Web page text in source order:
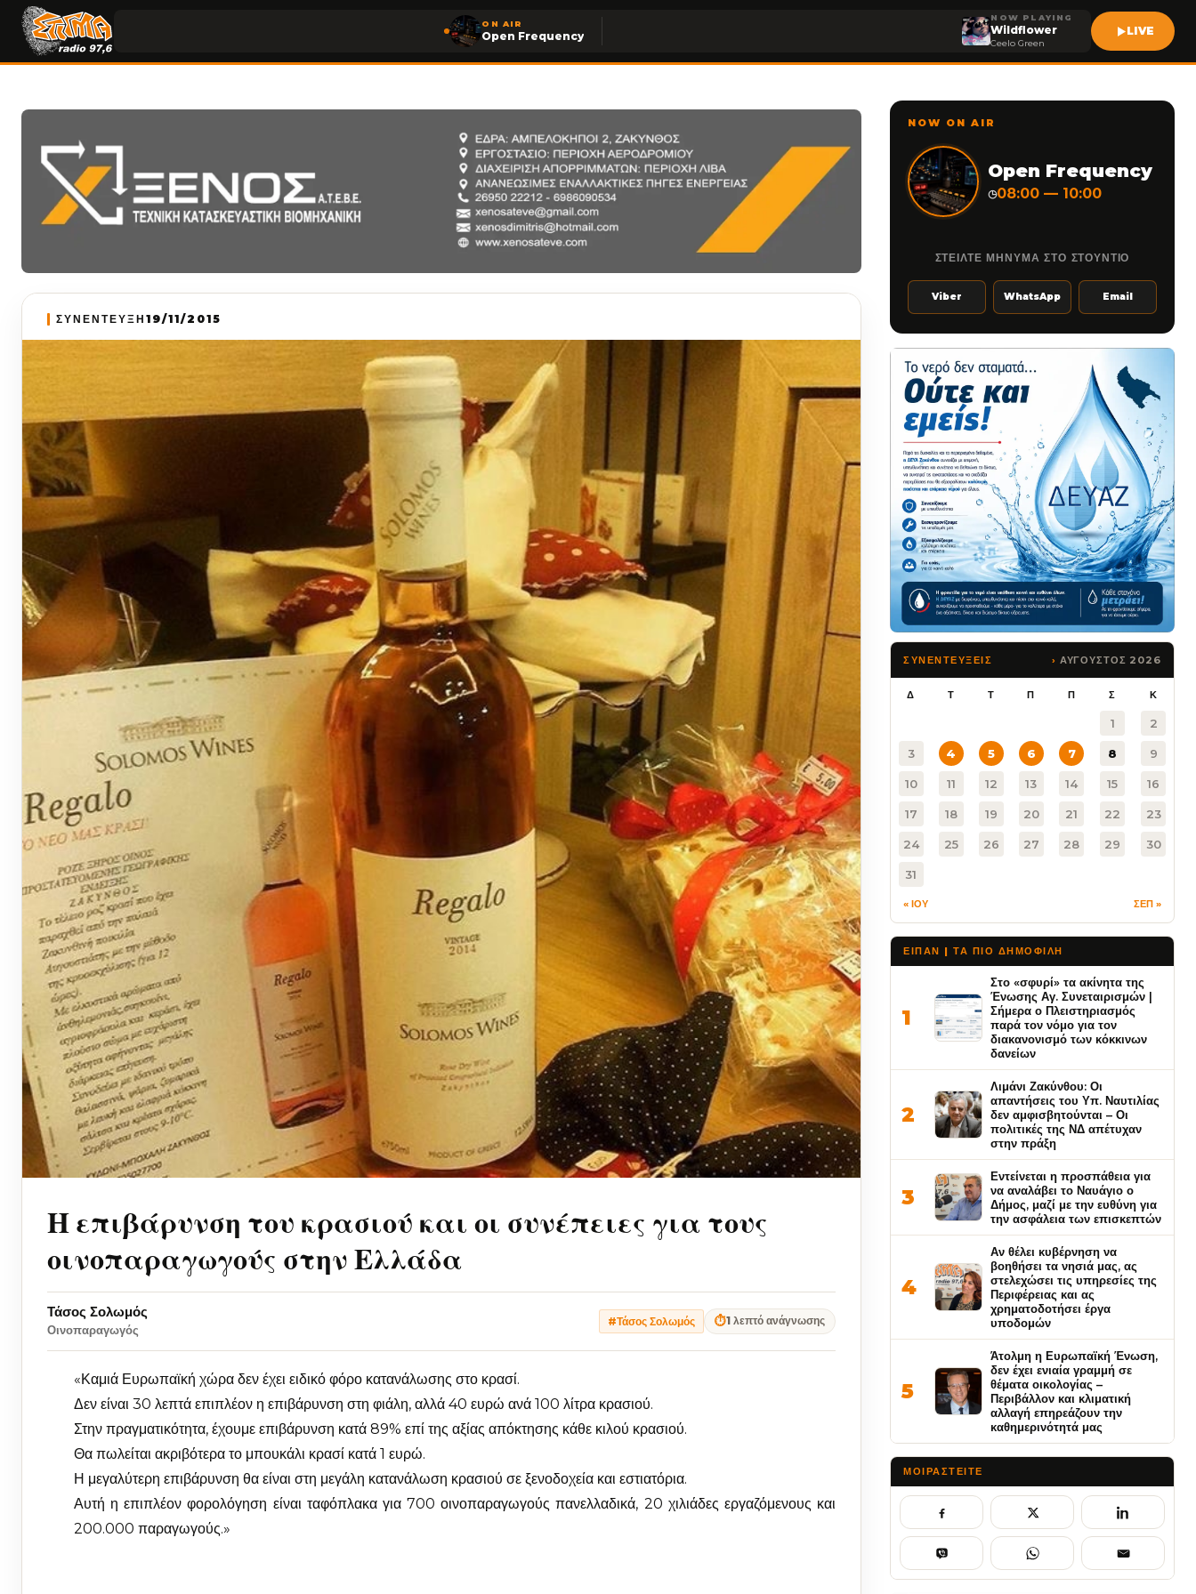
ON AIR
Open Frequency
NOW PLAYING
Wildflower
Ceelo Green
LIVE
ΣΥΝΕΝΤΕΥΞΗ 19/11/2015
Η επιβάρυνση του κρασιού και οι συνέπειες για τους
οινοπαραγωγούς στην Ελλάδα
Τάσος Σολωμός
Οινοπαραγωγός
#Τάσος Σολωμός ⏱1 λεπτό ανάγνωσης
«Καμιά Ευρωπαϊκή χώρα δεν έχει ειδικό φόρο κατανάλωσης στο κρασί.
Δεν είναι 30 λεπτά επιπλέον η επιβάρυνση στη φιάλη, αλλά 40 ευρώ ανά 100 λίτρα κρασιού.
Στην πραγματικότητα, έχουμε επιβάρυνση κατά 89% επί της αξίας απόκτησης κάθε κιλού κρασιού.
Θα πωλείται ακριβότερα το μπουκάλι κρασί κατά 1 ευρώ.
Η μεγαλύτερη επιβάρυνση θα είναι στη μεγάλη κατανάλωση κρασιού σε ξενοδοχεία και εστιατόρια.
Αυτή η επιπλέον φορολόγηση είναι ταφόπλακα για 700 οινοπαραγωγούς πανελλαδικά, 20 χιλιάδες εργαζόμενους και
200.000 παραγωγούς.»
NOW ON AIR
Open Frequency
◷08:00 — 10:00
ΣΤΕΙΛΤΕ ΜΗΝΥΜΑ ΣΤΟ ΣΤΟΥΝΤΙΟ
Viber WhatsApp Email
ΣΥΝΕΝΤΕΥΞΕΙΣ ΑΥΓΟΥΣΤΟΣ 2026
Δ Τ Τ Π Π Σ Κ
1 2
3 4 5 6 7 8 9
10 11 12 13 14 15 16
17 18 19 20 21 22 23
24 25 26 27 28 29 30
31
« ΙΟΥ ΣΕΠ »
ΕΙΠΑΝ | ΤΑ ΠΙΟ ΔΗΜΟΦΙΛΉ
1
Στο «σφυρί» τα ακίνητα της
Ένωσης Αγ. Συνεταιρισμών |
Σήμερα ο Πλειστηριασμός
παρά τον νόμο για τον
διακανονισμό των κόκκινων
δανείων
2
Λιμάνι Ζακύνθου: Οι
απαντήσεις του Υπ. Ναυτιλίας
δεν αμφισβητούνται – Οι
πολιτικές της ΝΔ απέτυχαν
στην πράξη
3
Εντείνεται η προσπάθεια για
να αναλάβει το Ναυάγιο ο
Δήμος, μαζί με την ευθύνη για
την ασφάλεια των επισκεπτών
4
Αν θέλει κυβέρνηση να
βοηθήσει τα νησιά μας, ας
στελεχώσει τις υπηρεσίες της
Περιφέρειας και ας
χρηματοδοτήσει έργα
υποδομών
5
Άτολμη η Ευρωπαϊκή Ένωση,
δεν έχει ενιαία γραμμή σε
θέματα οικολογίας –
Περιβάλλον και κλιματική
αλλαγή επηρεάζουν την
καθημερινότητά μας
ΜΟΙΡΑΣΤΕΊΤΕ